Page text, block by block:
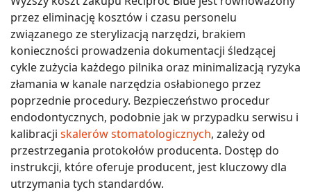
przez eliminację kosztów i czasu personelu
związanego ze sterylizacją narzędzi, brakiem
konieczności prowadzenia dokumentacji śledzącej
cykle zużycia każdego pilnika oraz minimalizacją ryzyka
złamania w kanale narzędzia osłabionego przez
poprzednie procedury. Bezpieczeństwo procedur
endodontycznych, podobnie jak w przypadku serwisu i
kalibracji skalerów stomatologicznych, zależy od
przestrzegania protokołów producenta. Dostęp do
instrukcji, które oferuje producent, jest kluczowy dla
utrzymania tych standardów.